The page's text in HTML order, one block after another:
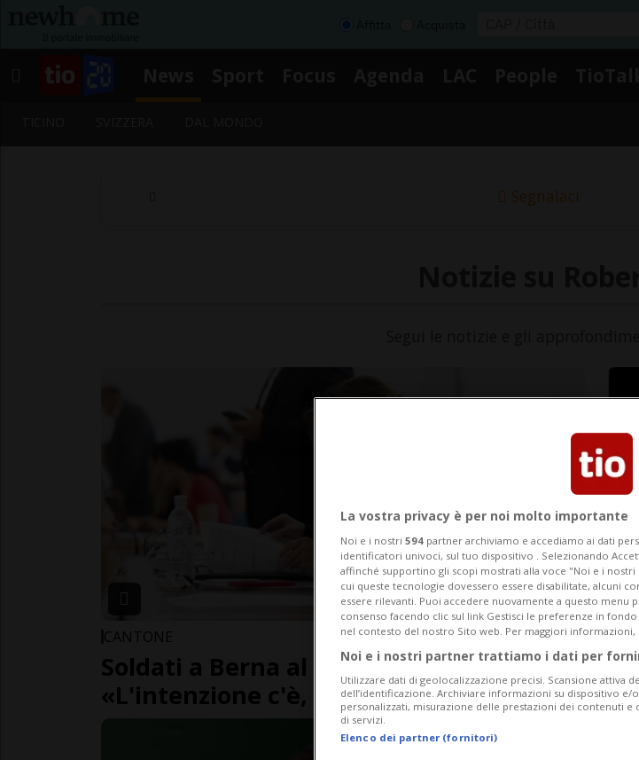
Segnalaci
CANTONE 1 sett 5 38
Soldati a Berna al posto di Marchesi?
«L'intenzione c'è, per me è un onore»
La vostra privacy è per noi molto importante
Noi e i nostri 594 partner archiviamo e accediamo ai dati
identificatori univoci, sul tuo dispositivo . Selezionando
affinché supportino gli scopi mostrati alla voce "Noi e i
cui queste tecnologie dovessero essere disabilitate, alcuni
essere rilevanti. Puoi accedere nuovamente a questo
consenso facendo clic sul link Gestisci le preferenze in
nel contesto del nostro Sito web. Per maggiori informazioni,
Noi e i nostri partner trattiamo i dati per
Utilizzare dati di geolocalizzazione precisi. Scansione attiva
dell’identificazione. Archiviare informazioni su dispositivo e/
personalizzati, misurazione delle prestazioni dei contenuti e
di servizi.
Elenco dei partner (fornitori)